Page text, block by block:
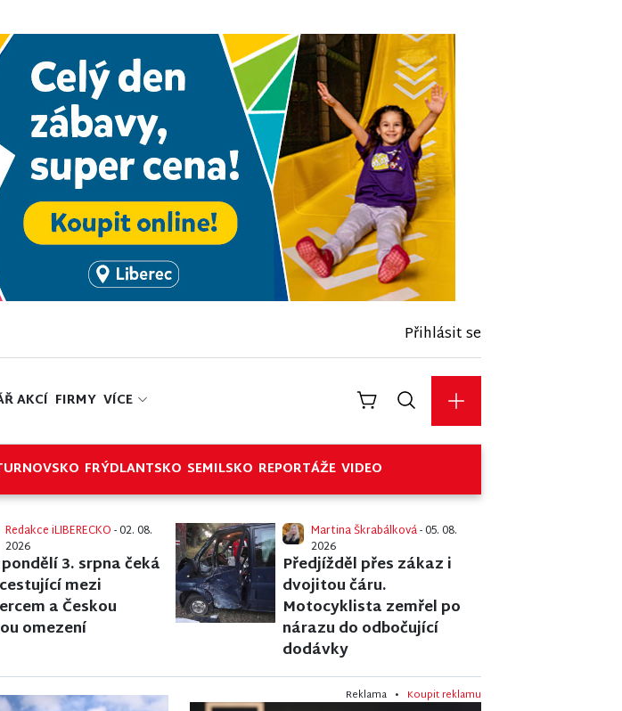
Přihlásit se
AKCÍ FIRMY VÍCE
FRÝDLANTSKO SEMILSKO REPORTÁŽE VIDEO
Redakce iLIBERECKO- 02. 08.
2026
3. srpna čeká
mezi
a Českou
omezení
Martina Škrabálková- 05. 08.
2026
Předjížděl přes zákaz i
dvojitou čáru.
Motocyklista zemřel po
nárazu do odbočující
dodávky
Reklama • Koupit reklamu